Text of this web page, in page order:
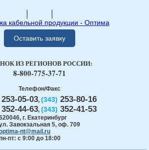
Оставить заявку
Телефон/Факс
253-05-03, (343) 253-80-16
352-44-63, (343) 352-41-53
, г. Екатеринбург
Завокзальная 5, оф. 709
nt@mail.ru
пт: с 9:00 до 18:00
ИЗ РЕГИОНОВ РОССИИ:
8-800-775-37-71